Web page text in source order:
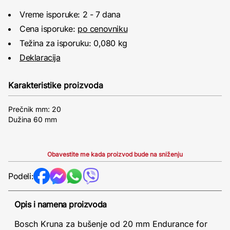
Vreme isporuke: 2 - 7 dana
Cena isporuke: po cenovniku
Težina za isporuku: 0,080 kg
Deklaracija
Karakteristike proizvoda
Prečnik mm: 20
Dužina 60 mm
Obavestite me kada proizvod bude na sniženju
Podeli:
Opis i namena proizvoda
Bosch Kruna za bušenje od 20 mm Endurance for